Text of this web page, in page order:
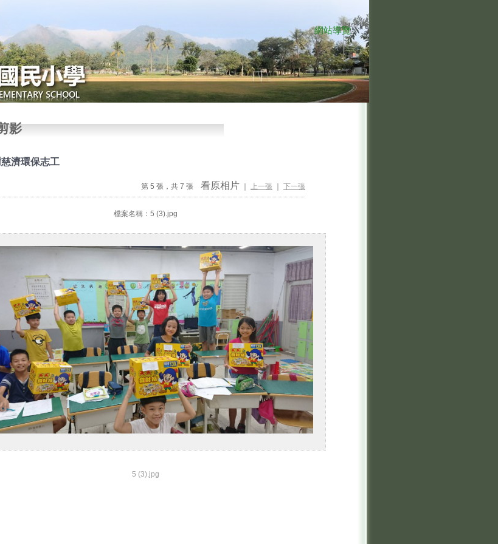
::: 網站導覽
影
濟環保志工
第 5 張，共 7 張 看原相片 上一張 下一張
檔案名稱：5 (3).jpg
5 (3).jpg